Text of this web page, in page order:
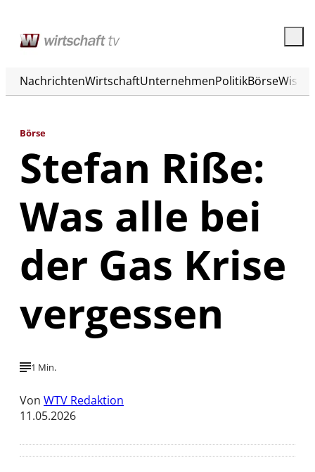
NachrichtenWirtschaftUnternehmenPolitikBörse
Börse
Stefan Riße:
Was alle bei
der Gas Krise
vergessen
1 Min.
Von WTV Redaktion
11.05.2026